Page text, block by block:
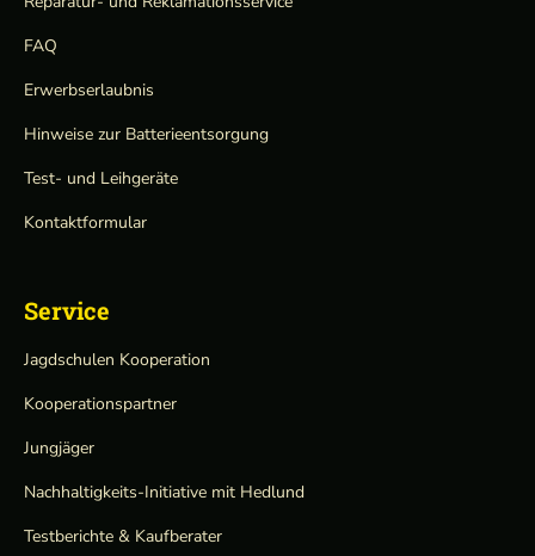
FAQ
Erwerbserlaubnis
Hinweise zur Batterieentsorgung
Test- und Leihgeräte
Kontaktformular
Service
Jagdschulen Kooperation
Kooperationspartner
Jungjäger
Nachhaltigkeits-Initiative mit Hedlund
Testberichte & Kaufberater